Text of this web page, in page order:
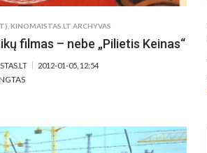
KINOMAISTAS.LT ARCHYVAS
filmas – nebe „Pilietis Keinas“
2012-01-05, 12:54
ĮRAŠE
FILMAS